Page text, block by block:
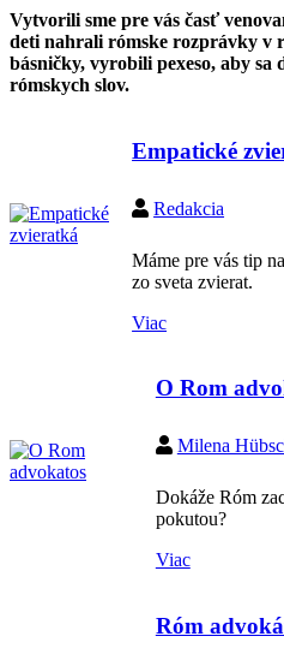
Vytvorili sme pre vás časť
deti nahrali rómske rozprávky v
básničky, vyrobili pexeso, aby
rómskych slov.
Empatické
Redakcia
Máme pre vás tip
zo sveta zvierat.
Viac
O Rom
Milena
Dokáže Róm
pokutou?
Viac
Róm